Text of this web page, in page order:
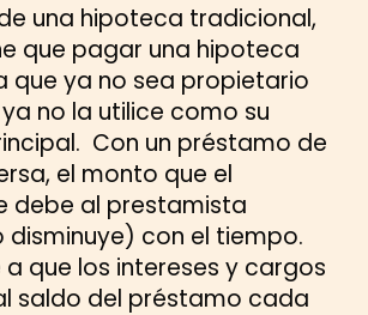
una hipoteca tradicional,
que pagar una hipoteca
que ya no sea propietario
no la utilice como su
Con un préstamo de
el monto que el
debe al prestamista
con el tiempo.
a que los intereses y cargos
saldo del préstamo cada